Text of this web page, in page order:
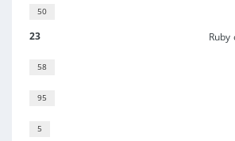
50
23
58
95
5